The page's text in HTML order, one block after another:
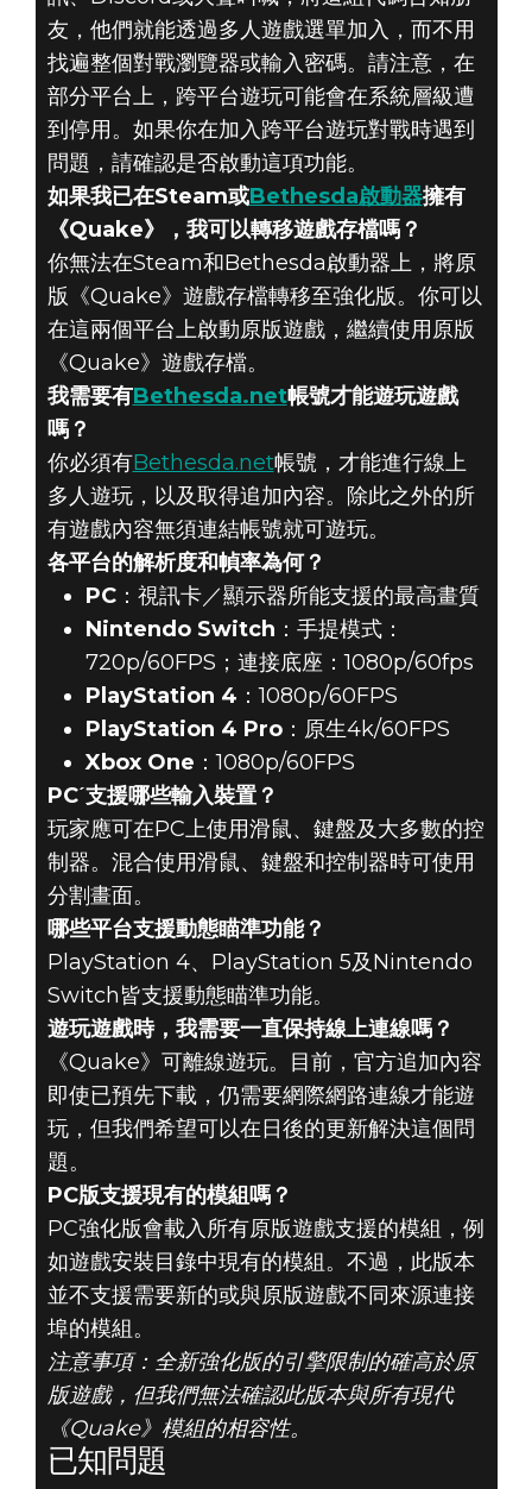
友，他們就能透過多人遊戲選單加入，而不用
找遍整個對戰瀏覽器或輸入密碼。請注意，在
部分平台上，跨平台遊玩可能會在系統層級遭
到停用。如果你在加入跨平台遊玩對戰時遇到
問題，請確認是否啟動這項功能。
如果我已在Steam或Bethesda啟動器擁有
《Quake》，我可以轉移遊戲存檔嗎？
你無法在Steam和Bethesda啟動器上，將原
版《Quake》遊戲存檔轉移至強化版。你可以
在這兩個平台上啟動原版遊戲，繼續使用原版
《Quake》遊戲存檔。
我需要有Bethesda.net帳號才能遊玩遊戲
嗎？
你必須有Bethesda.net帳號，才能進行線上
多人遊玩，以及取得追加內容。除此之外的所
有遊戲內容無須連結帳號就可遊玩。
各平台的解析度和幀率為何？
PC：視訊卡／顯示器所能支援的最高畫質
Nintendo Switch ：手提模式：
720p/60FPS；連接底座：1080p/60fps
PlayStation 4 ：1080p/60FPS
PlayStation 4 Pro：原生4k/60FPS
Xbox One ：1080p/60FPS
PCˊ支援哪些輸入裝置？
玩家應可在PC上使用滑鼠、鍵盤及大多數的控
制器。混合使用滑鼠、鍵盤和控制器時可使用
分割畫面。
哪些平台支援動態瞄準功能？
PlayStation 4、PlayStation 5及Nintendo
Switch皆支援動態瞄準功能。
遊玩遊戲時，我需要一直保持線上連線嗎？
《Quake》可離線遊玩。目前，官方追加內容
即使已預先下載，仍需要網際網路連線才能遊
玩，但我們希望可以在日後的更新解決這個問
題。
PC版支援現有的模組嗎？
PC強化版會載入所有原版遊戲支援的模組，例
如遊戲安裝目錄中現有的模組。不過，此版本
並不支援需要新的或與原版遊戲不同來源連接
埠的模組。
注意事項：全新強化版的引擎限制的確高於原
版遊戲，但我們無法確認此版本與所有現代
《Quake》模組的相容性。
已知問題